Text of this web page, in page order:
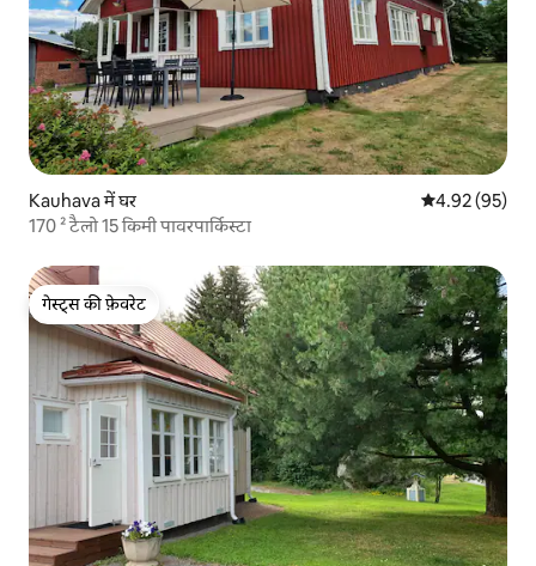
Kauhava में घर औसत रेटिंग 5 में
4.92 (95)
170 ² टैलो 15 किमी पावरपार्किस्टा
गेस्ट्स की फ़ेवरेट
गेस्ट्स की फ़ेवरेट